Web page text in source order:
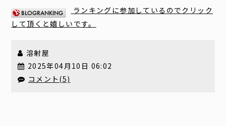
ランキングに参加しているのでクリック
して頂くと嬉しいです。
溶射屋
2025年04月10日 06:02
コメント(5)